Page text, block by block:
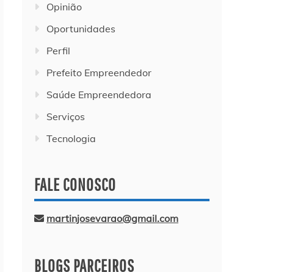
Opinião
Oportunidades
Perfil
Prefeito Empreendedor
Saúde Empreendedora
Serviços
Tecnologia
FALE CONOSCO
martinjosevarao@gmail.com
BLOGS PARCEIROS